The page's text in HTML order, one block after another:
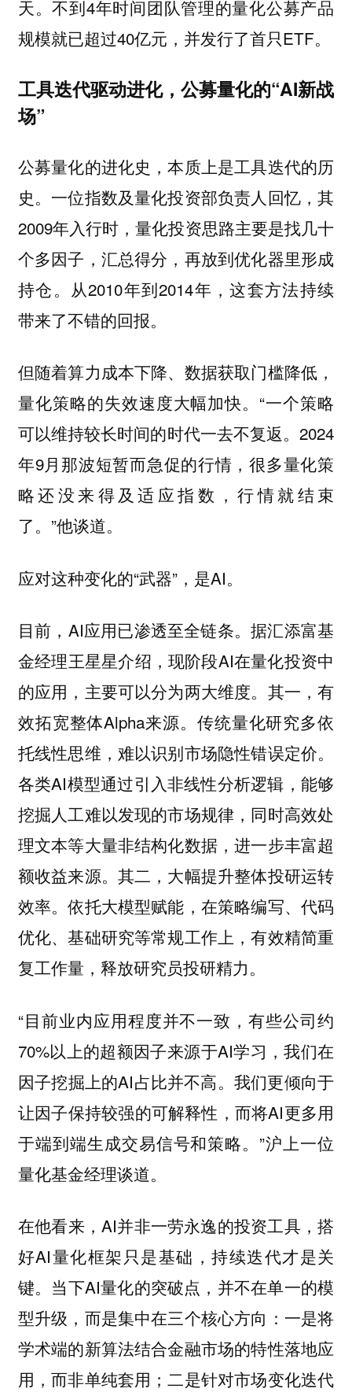
天。不到4年时间团队管理的量化公募产品
规模就已超过40亿元，并发行了首只ETF。
工具迭代驱动进化，公募量化的“AI新战
场”
公募量化的进化史，本质上是工具迭代的历
史。一位指数及量化投资部负责人回忆，其
2009年入行时，量化投资思路主要是找几十
个多因子，汇总得分，再放到优化器里形成
持仓。从2010年到2014年，这套方法持续
带来了不错的回报。
但随着算力成本下降、数据获取门槛降低，
量化策略的失效速度大幅加快。“一个策略
可以维持较长时间的时代一去不复返。2024
年9月那波短暂而急促的行情，很多量化策
略还没来得及适应指数，行情就结束
了。”他谈道。
应对这种变化的“武器”，是AI。
目前，AI应用已渗透至全链条。据汇添富基
金经理王星星介绍，现阶段AI在量化投资中
的应用，主要可以分为两大维度。其一，有
效拓宽整体Alpha来源。传统量化研究多依
托线性思维，难以识别市场隐性错误定价。
各类AI模型通过引入非线性分析逻辑，能够
挖掘人工难以发现的市场规律，同时高效处
理文本等大量非结构化数据，进一步丰富超
额收益来源。其二，大幅提升整体投研运转
效率。依托大模型赋能，在策略编写、代码
优化、基础研究等常规工作上，有效精简重
复工作量，释放研究员投研精力。
“目前业内应用程度并不一致，有些公司约
70%以上的超额因子来源于AI学习，我们在
因子挖掘上的AI占比并不高。我们更倾向于
让因子保持较强的可解释性，而将AI更多用
于端到端生成交易信号和策略。”沪上一位
量化基金经理谈道。
在他看来，AI并非一劳永逸的投资工具，搭
好AI量化框架只是基础，持续迭代才是关
键。当下AI量化的突破点，并不在单一的模
型升级，而是集中在三个核心方向：一是将
学术端的新算法结合金融市场的特性落地应
用，而非单纯套用；二是针对市场变化迭代